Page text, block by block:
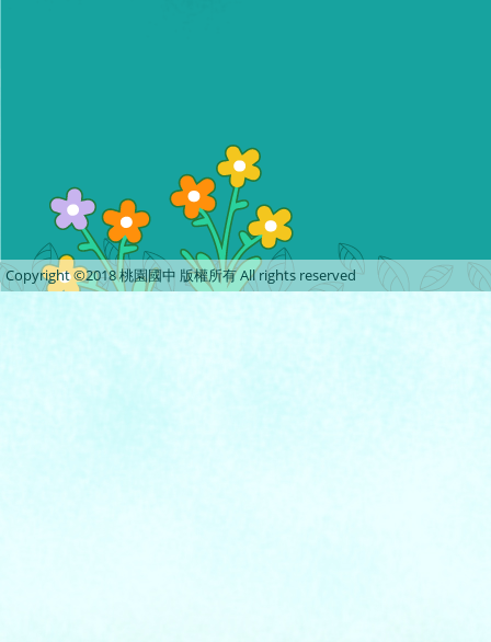
Copyright ©2018 桃園國中 版權所有 All rights reserved